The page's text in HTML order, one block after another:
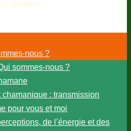
nous ?
sommes-nous ?
chamanique : transmission
pour vous et moi
de l’énergie et des